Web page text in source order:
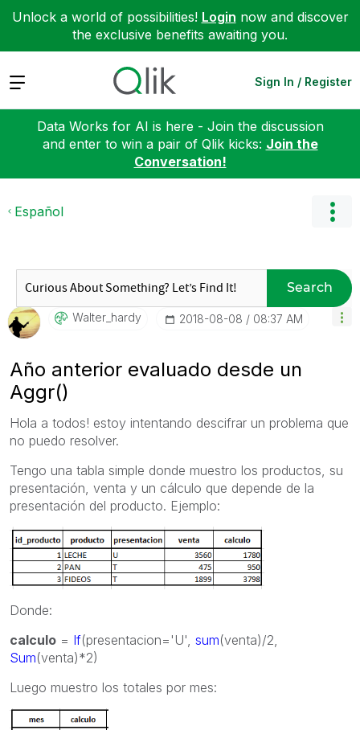
Unlock a world of possibilities! Login now and discover
the exclusive benefits awaiting you.
Expand Sign In / Register
Data Works for AI is here - Join the discussion
and enter to win a pair of Qlik kicks: Join the
Conversation!
Español
Search
Walter_hardy ‎2018-08-08 08:37 AM
Año anterior evaluado desde un
Aggr()
Hola a todos! estoy intentando descifrar un problema que
no puedo resolver.
Tengo una tabla simple donde muestro los productos, su
presentación, venta y un cálculo que depende de la
presentación del producto. Ejemplo:
Donde:
calculo = If(presentacion='U', sum(venta)/2,
Sum(venta)*2)
Luego muestro los totales por mes: